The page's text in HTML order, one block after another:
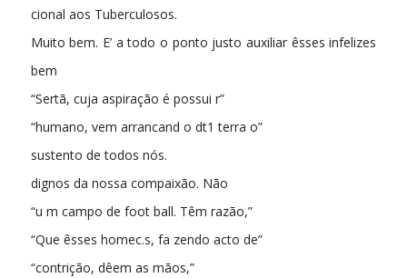
cional aos Tuberculosos.
Muito bem. E’ a todo o ponto justo auxiliar êsses infelizes
bem
“Sertã, cuja aspiração é possui r”
“humano, vem arrancand o dt1 terra o”
sustento de todos nós.
dignos da nossa compaixão. Não
“u m campo de foot ball. Têm razão,”
“Que êsses homec.s, fa zendo acto de”
“contrição, dêem as mãos,”